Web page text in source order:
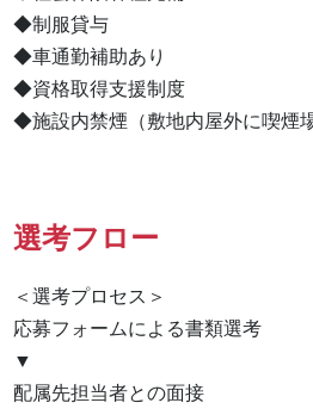
◆制服貸与
◆車通勤補助あり
◆資格取得支援制度
◆施設内禁煙（敷地内屋外に喫煙
選考フロー
＜選考プロセス＞
応募フォームによる書類選考
▼
配属先担当者との面接